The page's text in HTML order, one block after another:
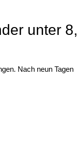
unter 8,
Nach neun Tagen